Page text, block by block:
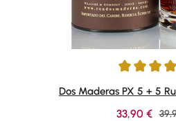
Durchschnittliche Bewertung von
Dos Maderas PX 5 + 5
33,90 €